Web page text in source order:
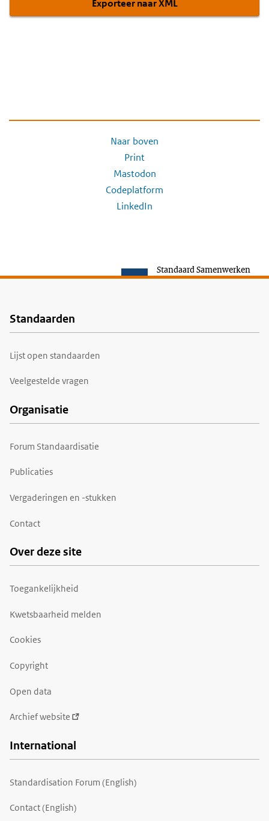
Exporteer naar XML
Naar boven
Print
Mastodon
Codeplatform
LinkedIn
Standaard Samenwerken
Voet
Standaarden
Lijst open standaarden
Veelgestelde vragen
Organisatie
Forum Standaardisatie
Publicaties
Vergaderingen en -stukken
Contact
Over deze site
Toegankelijkheid
Kwetsbaarheid melden
Cookies
Copyright
Open data
Archief website
International
Standardisation Forum (English)
Contact (English)